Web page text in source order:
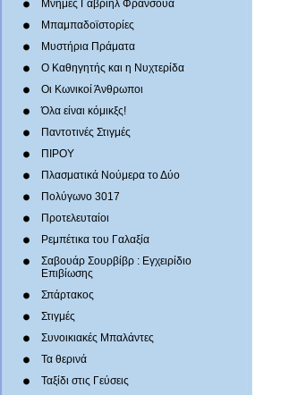
Mνήμες Γαβριήλ Φρανσουά
Μπαμπαδοϊστορίες
Μυστήρια Πράματα
Ο Καθηγητής και η Νυχτερίδα
Οι Κωνικοί Άνθρωποι
Όλα είναι κόμικξς!
Παντοτινές Στιγμές
ΠΙΡΟΥ
Πλασματικά Νούμερα το Δύο
Πολύγωνο 3017
Προτελευταίοι
Ρεμπέτικα του Γαλαξία
Σαβουάρ Σουρβίβρ : Εγχειρίδιο
Επιβίωσης
Σπάρτακος
Στιγμές
Συνοικιακές Μπαλάντες
Τα θερινά
Ταξίδι στις Γεύσεις